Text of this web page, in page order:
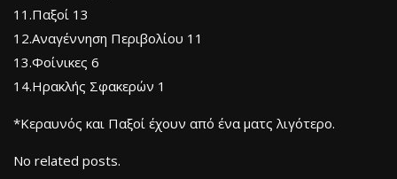
11.Παξοί 13
12.Αναγέννηση Περιβολίου 11
13.Φοίνικες 6
14.Ηρακλής Σφακερών 1
*Κεραυνός και Παξοί έχουν από ένα ματς λιγότερο.
No related posts.